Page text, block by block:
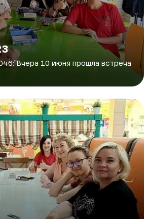
10 июня прошла встреча